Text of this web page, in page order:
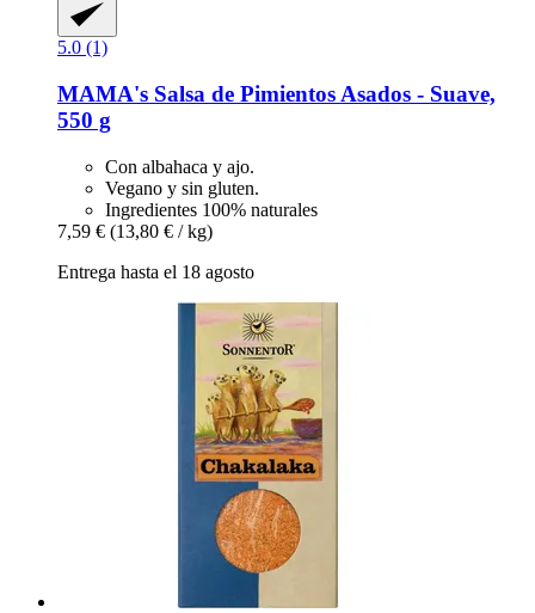
5.0 (1)
MAMA's Salsa de Pimientos Asados -​ Suave,
550 g
Con albahaca y ajo.
Vegano y sin gluten.
Ingredientes 100% naturales
7,59 € (13,80 € / kg)
Entrega hasta el 18 agosto